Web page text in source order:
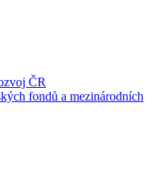
ČR
fondů a mezinárodních